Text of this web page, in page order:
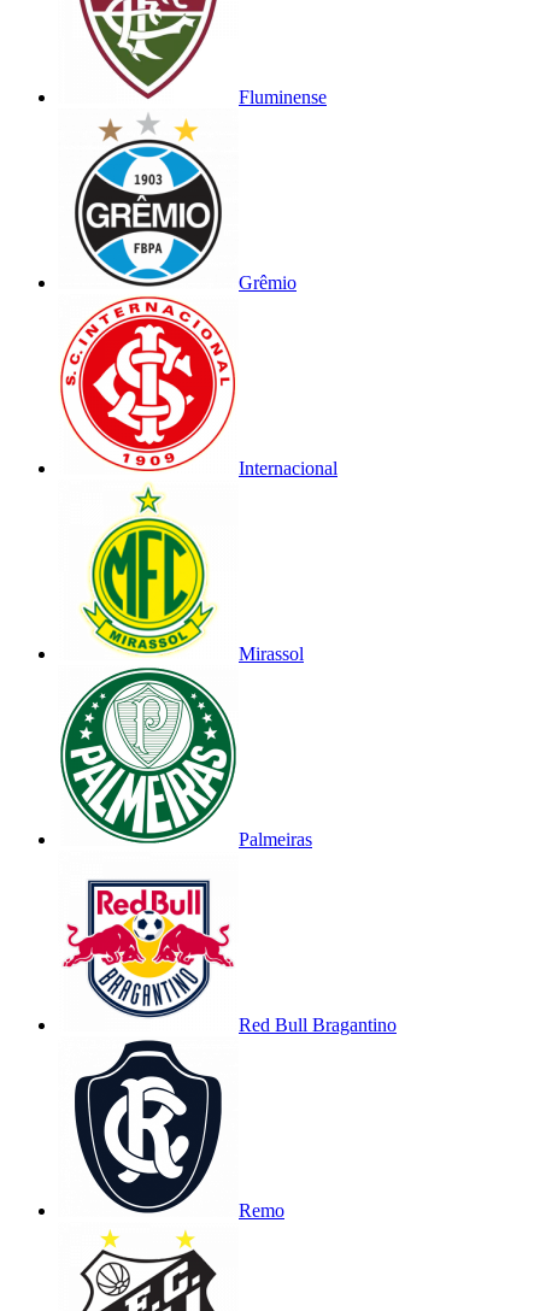
Fluminense
Grêmio
Internacional
Mirassol
Palmeiras
Red Bull Bragantino
Remo